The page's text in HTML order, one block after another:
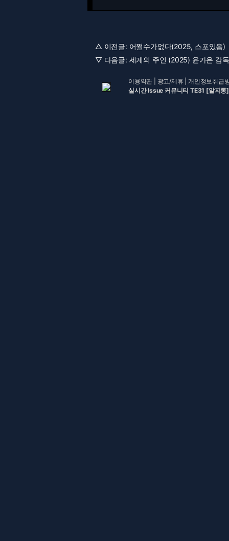
△ 이전글: 어쩔수가없다(2025, 스포있음)
▽ 다음글: 세계의 주인 (2025) 윤가은 감
이용약관 광고/제휴 |개인정보취급
실시간 Issue 커뮤니티 TE31 [알지